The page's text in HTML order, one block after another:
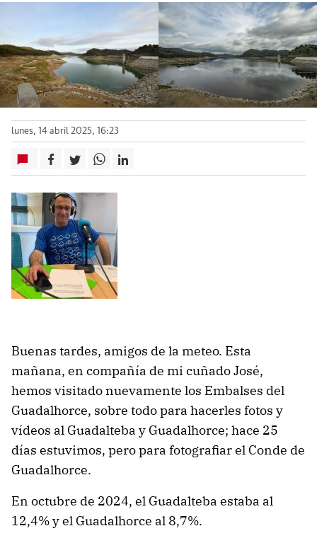
lunes, 14 abril 2025, 16:23
Buenas tardes, amigos de la meteo. Esta
mañana, en compañía de mi cuñado José,
hemos visitado nuevamente los Embalses del
Guadalhorce, sobre todo para hacerles fotos y
vídeos al Guadalteba y Guadalhorce; hace 25
días estuvimos, pero para fotografiar el Conde de
Guadalhorce.
En octubre de 2024, el Guadalteba estaba al
12,4% y el Guadalhorce al 8,7%.